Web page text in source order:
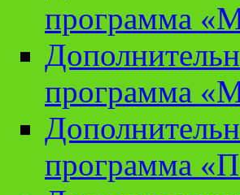
программа
программа
программа